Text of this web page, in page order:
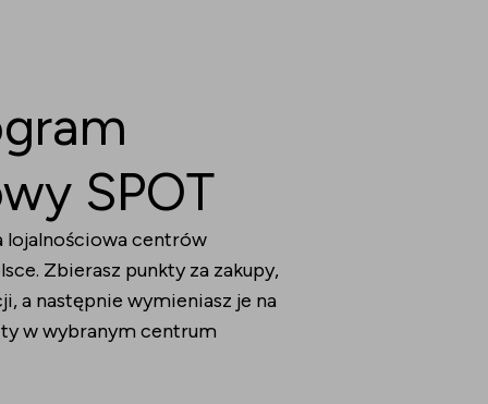
SPOT
lojalnościowa centrów
Zbierasz punkty za zakupy,
a następnie wymieniasz je na
w wybranym centrum